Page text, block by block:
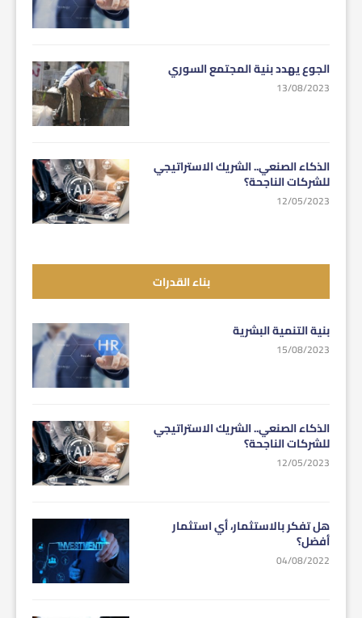
الجوع يهدد بنية المجتمع السوري
13/08/2023
الذكاء الصنعي.. الشريك الاستراتيجي
للشركات الناجحة؟
12/05/2023
بناء القدرات
بنية التنمية البشرية
15/08/2023
الذكاء الصنعي.. الشريك الاستراتيجي
للشركات الناجحة؟
12/05/2023
هل تفكر بالاستثمار، أي استثمار
أفضل؟
04/08/2022